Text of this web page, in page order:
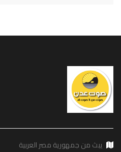
يبث من جمهورية مصر العربية